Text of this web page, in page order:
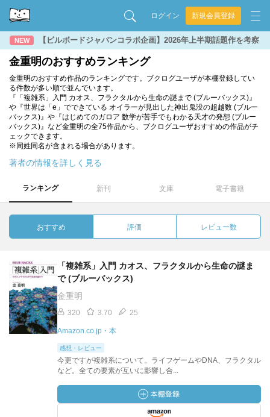
ログイン 新規会員登録
NEW 【ビルボードジャパンコラボ企画】2026年上半期話題作を考察
金重明のおすすめランキング
金重明のおすすめ作品のランキングです。ブクログユーザが本棚登録してい
る件数が多い順で並んでいます。
『「複雑系」入門 カオス、フラクタルから生命の謎まで (ブルーバックス)』
や『世界は「e」でできている オイラーが見出した神出鬼没の超越数 (ブルー
バックス)』や『はじめてのガロア 数学が苦手でもわかる天才の発想 (ブルー
バックス)』など金重明の全75作品から、ブクログユーザおすすめの作品がチ
ェックできます。
※同姓同名が含まれる場合があります。
著者の情報を詳しく見る
ランキング 新刊 文庫 電子書籍
おすすめ 評価 レビュー数
「複雑系」入門 カオス、フラクタルから生命の謎ま
で (ブルーバックス)
金重明
320 3.70 25
Amazon.co.jp・本
感想・レビュー
今更ですが複雑系について。ライフゲームやDNA、フラクタル
など。全ての要素が互いに影響し合...